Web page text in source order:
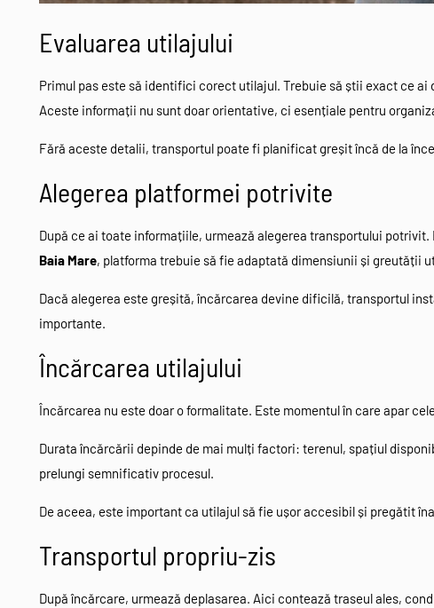
Evaluarea utilajului
Primul pas este să identifici corect utilajul. Trebuie să știi exact ce
Aceste informații nu sunt doar orientative, ci esențiale pentru
Fără aceste detalii, transportul poate fi planificat greșit încă de la
Alegerea platformei potrivite
După ce ai toate informațiile, urmează alegerea transportului
Baia Mare, platforma trebuie să fie adaptată dimensiunii și greutății
Dacă alegerea este greșită, încărcarea devine dificilă, transportul
importante.
Încărcarea utilajului
Încărcarea nu este doar o formalitate. Este momentul în care apar
Durata încărcării depinde de mai mulți factori: terenul, spațiul
prelungi semnificativ procesul.
De aceea, este important ca utilajul să fie ușor accesibil și pregătit
Transportul propriu-zis
După încărcare, urmează deplasarea. Aici contează traseul ales,